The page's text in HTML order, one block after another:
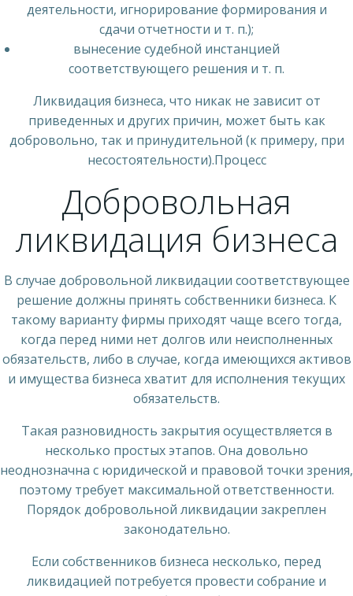
деятельности, игнорирование формирования и
сдачи отчетности и т. п.);
вынесение судебной инстанцией
соответствующего решения и т. п.
Ликвидация бизнеса, что никак не зависит от
приведенных и других причин, может быть как
добровольно, так и принудительной (к примеру, при
несостоятельности).Процесс
Добровольная
ликвидация бизнеса
В случае добровольной ликвидации соответствующее
решение должны принять собственники бизнеса. К
такому варианту фирмы приходят чаще всего тогда,
когда перед ними нет долгов или неисполненных
обязательств, либо в случае, когда имеющихся активов
и имущества бизнеса хватит для исполнения текущих
обязательств.
Такая разновидность закрытия осуществляется в
несколько простых этапов. Она довольно
неоднозначна с юридической и правовой точки зрения,
поэтому требует максимальной ответственности.
Порядок добровольной ликвидации закреплен
законодательно.
Если собственников бизнеса несколько, перед
ликвидацией потребуется провести собрание и